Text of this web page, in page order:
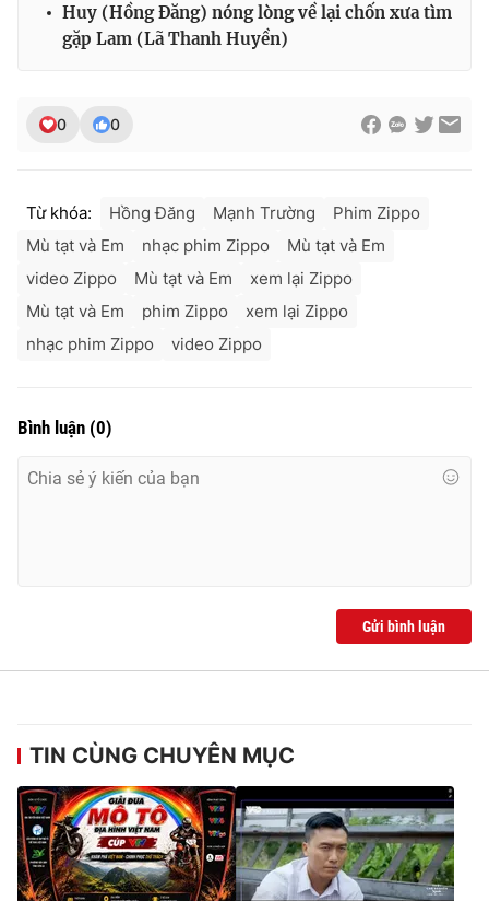
Huy (Hồng Đăng) nóng lòng về lại chốn xưa tìm
gặp Lam (Lã Thanh Huyền)
0 0
Từ khóa: Hồng Đăng Mạnh Trường
Phim Zippo
Mù tạt và Em
nhạc phim Zippo
Mù tạt và Em
video Zippo
Mù tạt và Em
xem lại Zippo
Mù tạt và Em
phim Zippo
xem lại Zippo
nhạc phim Zippo
video Zippo
Bình luận (0)
Gửi bình luận
TIN CÙNG CHUYÊN MỤC